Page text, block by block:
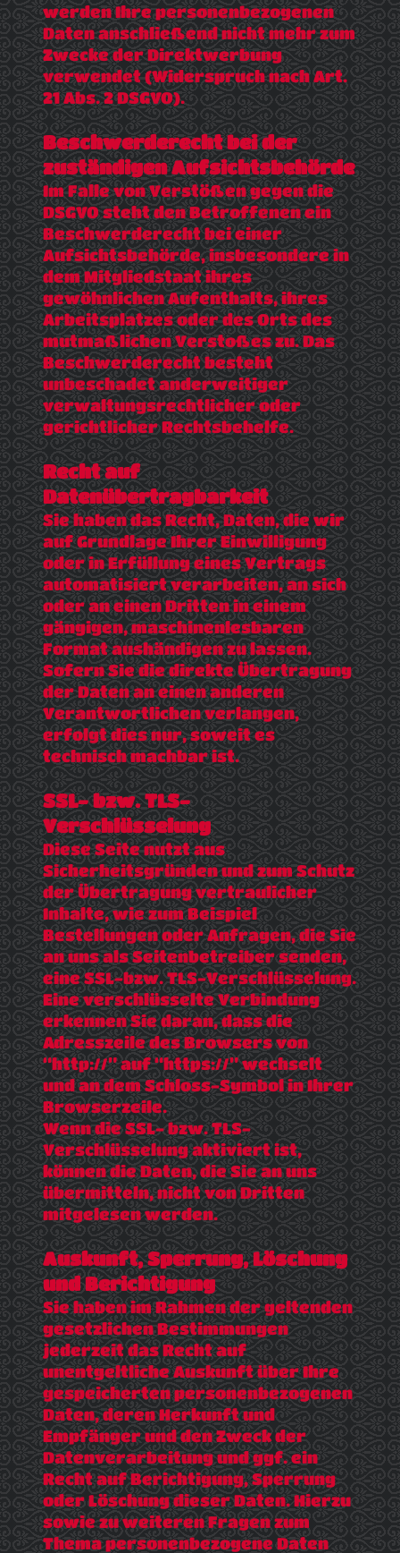
werden Ihre personenbezogenen
Daten anschließend nicht mehr zum
Zwecke der Direktwerbung
verwendet (Widerspruch nach Art.
21 Abs. 2 DSGVO).
Beschwerderecht bei der
zuständigen Aufsichtsbehörde
Im Falle von Verstößen gegen die
DSGVO steht den Betroffenen ein
Beschwerderecht bei einer
Aufsichtsbehörde, insbesondere in
dem Mitgliedstaat ihres
gewöhnlichen Aufenthalts, ihres
Arbeitsplatzes oder des Orts des
mutmaßlichen Verstoßes zu. Das
Beschwerderecht besteht
unbeschadet anderweitiger
verwaltungsrechtlicher oder
gerichtlicher Rechtsbehelfe.
Recht auf
Datenübertragbarkeit
Sie haben das Recht, Daten, die wir
auf Grundlage Ihrer Einwilligung
oder in Erfüllung eines Vertrags
automatisiert verarbeiten, an sich
oder an einen Dritten in einem
gängigen, maschinenlesbaren
Format aushändigen zu lassen.
Sofern Sie die direkte Übertragung
der Daten an einen anderen
Verantwortlichen verlangen,
erfolgt dies nur, soweit es
technisch machbar ist.
SSL- bzw. TLS-
Verschlüsselung
Diese Seite nutzt aus
Sicherheitsgründen und zum Schutz
der Übertragung vertraulicher
Inhalte, wie zum Beispiel
Bestellungen oder Anfragen, die Sie
an uns als Seitenbetreiber senden,
eine SSL-bzw. TLS-Verschlüsselung.
Eine verschlüsselte Verbindung
erkennen Sie daran, dass die
Adresszeile des Browsers von
“http://” auf “https://” wechselt
und an dem Schloss-Symbol in Ihrer
Browserzeile.
Wenn die SSL- bzw. TLS-
Verschlüsselung aktiviert ist,
können die Daten, die Sie an uns
übermitteln, nicht von Dritten
mitgelesen werden.
Auskunft, Sperrung, Löschung
und Berichtigung
Sie haben im Rahmen der geltenden
gesetzlichen Bestimmungen
jederzeit das Recht auf
unentgeltliche Auskunft über Ihre
gespeicherten personenbezogenen
Daten, deren Herkunft und
Empfänger und den Zweck der
Datenverarbeitung und ggf. ein
Recht auf Berichtigung, Sperrung
oder Löschung dieser Daten. Hierzu
sowie zu weiteren Fragen zum
Thema personenbezogene Daten